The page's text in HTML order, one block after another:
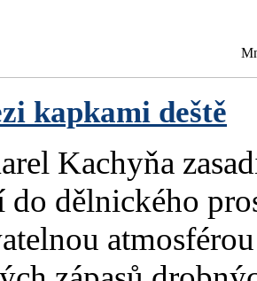
kapkami deště
Kachyňa
dělnického